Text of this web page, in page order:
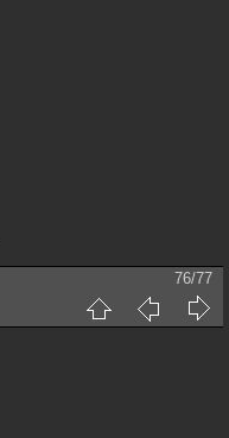
76/77